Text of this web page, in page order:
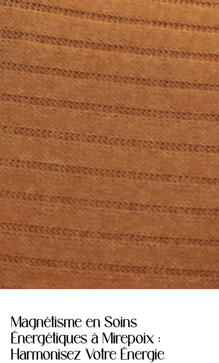
Magnétisme en Soins
Énergétiques à Mirepoix :
Harmonisez Votre Énergie